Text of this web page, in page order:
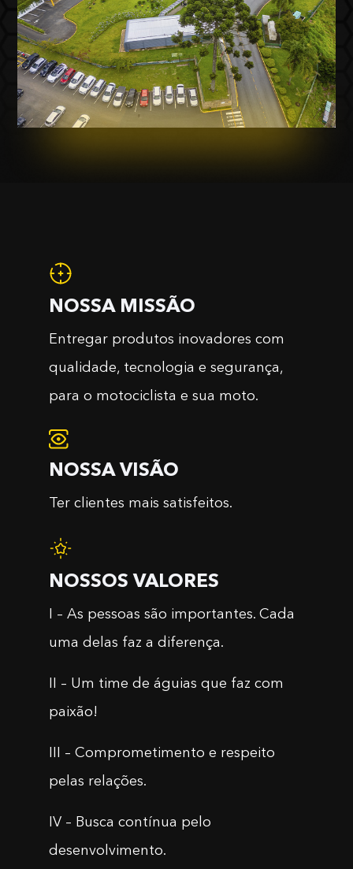
NOSSA MISSÃO
Entregar produtos inovadores com
qualidade, tecnologia e segurança,
para o motociclista e sua moto.
NOSSA VISÃO
Ter clientes mais satisfeitos.
NOSSOS VALORES
I – As pessoas são importantes. Cada
uma delas faz a diferença.
II – Um time de águias que faz com
paixão!
III – Comprometimento e respeito
pelas relações.
IV – Busca contínua pelo
desenvolvimento.